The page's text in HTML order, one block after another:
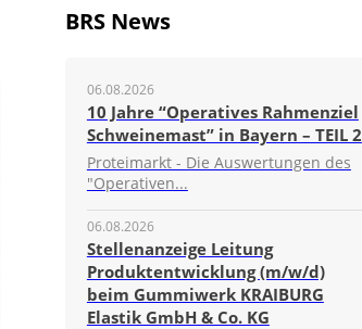
BRS News
06.08.2026
10 Jahre “Operatives Rahmenziel
Schweinemast” in Bayern – TEIL 2
Proteimarkt - Die Auswertungen des
"Operativen...
06.08.2026
Stellenanzeige Leitung
Produktentwicklung (m/w/d)
beim Gummiwerk KRAIBURG
Elastik GmbH & Co. KG